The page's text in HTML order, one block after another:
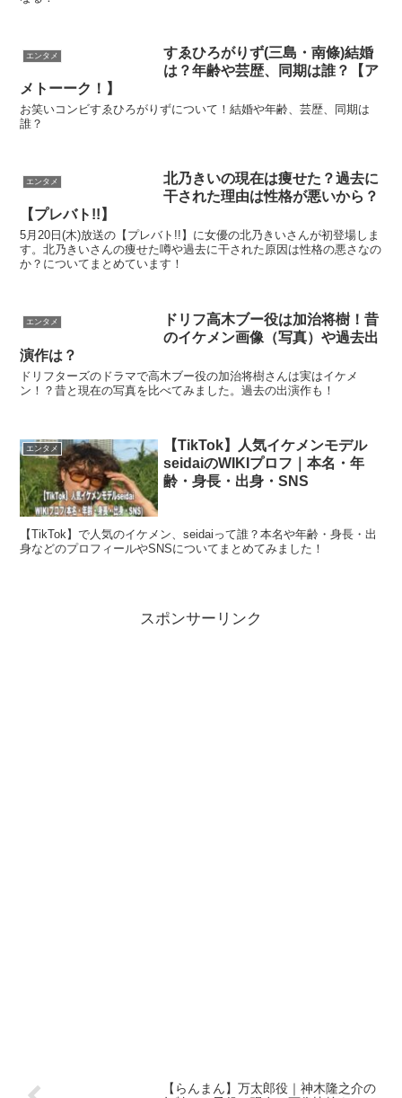
エンタメ
すゑひろがりず(三島・南條)結婚
は？年齢や芸歴、同期は誰？【ア
メトーーク！】
お笑いコンビすゑひろがりずについて！結婚や年齢、芸歴、同期は
誰？
エンタメ
北乃きいの現在は痩せた？過去に
干された理由は性格が悪いから？
【プレバト!!】
5月20日(木)放送の【プレバト!!】に女優の北乃きいさんが初登場しま
す。北乃きいさんの痩せた噂や過去に干された原因は性格の悪さなの
か？についてまとめています！
エンタメ
ドリフ高木ブー役は加治将樹！昔
のイケメン画像（写真）や過去出
演作は？
ドリフターズのドラマで高木ブー役の加治将樹さんは実はイケメ
ン！？昔と現在の写真を比べてみました。過去の出演作も！
エンタメ
【TikTok】人気イケメンモデル
seidaiのWIKIプロフ｜本名・年
齢・身長・出身・SNS
【TikTok】で人気のイケメン、seidaiって誰？本名や年齢・身長・出
身などのプロフィールやSNSについてまとめてみました！
スポンサーリンク
【らんまん】万太郎役｜神木隆之介の